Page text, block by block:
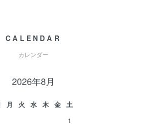
CALENDAR
カレンダー
2026年8月
月 火 水 木 金
土
1